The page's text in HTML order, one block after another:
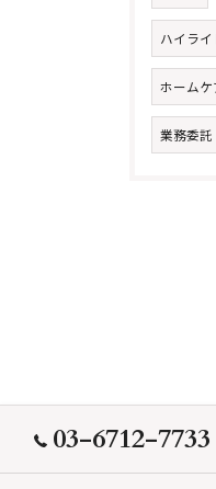
ハイライ
ホームケ
業務委託
03-6712-7733